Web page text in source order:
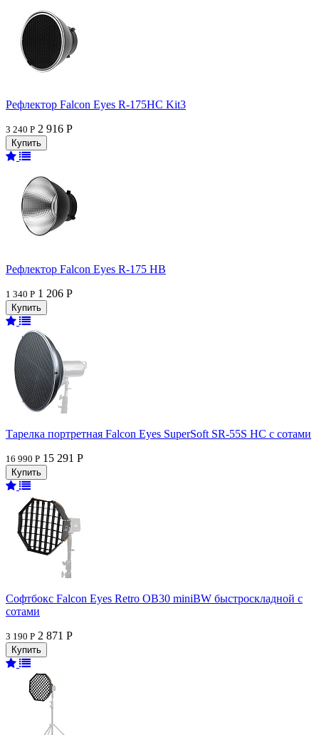
Рефлектор Falcon Eyes R-175HC Kit3
3 240 Р 2 916 Р
Рефлектор Falcon Eyes R-175 HB
1 340 Р 1 206 Р
Тарелка портретная Falcon Eyes SuperSoft SR-55S HC c сотами
16 990 Р 15 291 Р
Софтбокс Falcon Eyes Retro OB30 miniBW быстроскладной с
сотами
3 190 Р 2 871 Р